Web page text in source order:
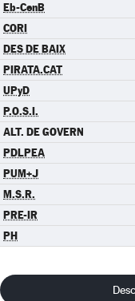
Eb-CenB
CORI
DES DE BAIX
PIRATA.CAT
UPyD
P.O.S.I.
ALT. DE GOVERN
PDLPEA
PUM+J
M.S.R.
PRE-IR
PH